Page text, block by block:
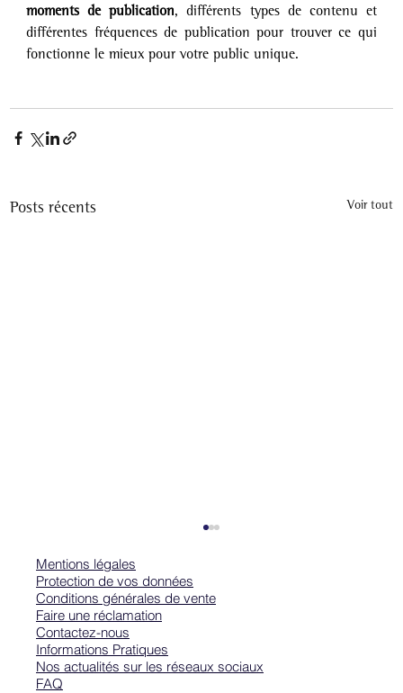
moments de publication, différents types de contenu et
différentes fréquences de publication pour trouver ce qui
fonctionne le mieux pour votre public unique.
Posts récents Voir tout
Mentions légales
Protection de vos données
Conditions générales de vente
Faire une réclamation
Contactez-nous
Informations Pratiques
Nos actualités sur les réseaux sociaux
FAQ